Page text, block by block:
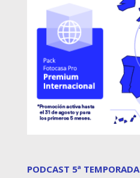
PODCAST 5ª TEMPORADA